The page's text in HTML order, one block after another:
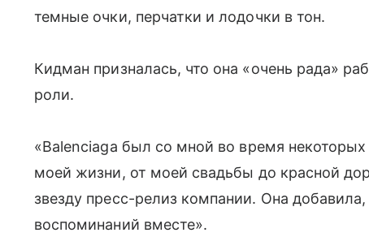
темные очки, перчатки и лодочки в тон.
Кидман призналась, что она «очень рада»
роли.
«Balenciaga был со мной во время
моей жизни, от моей свадьбы до красной
звезду пресс-релиз компании. Она
воспоминаний вместе».